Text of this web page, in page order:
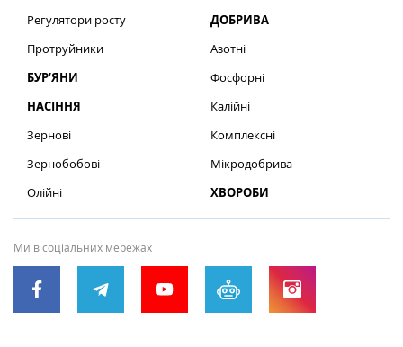
Регулятори росту
Протруйники
БУР’ЯНИ
НАСІННЯ
Зернові
Зернобобові
Олійні
ДОБРИВА
Азотні
Фосфорні
Калійні
Комплексні
Мікродобрива
ХВОРОБИ
Ми в соціальних мережах